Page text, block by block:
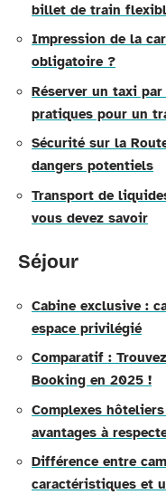
billet de train
Impression de la
obligatoire ?
Réserver un taxi
pratiques pour un
Sécurité sur la
dangers potentiels
Transport de
vous devez savoir
Séjour
Cabine exclusive :
espace privilégié
Comparatif :
Booking en 2025 !
Complexes
avantages à
Différence entre
caractéristiques et